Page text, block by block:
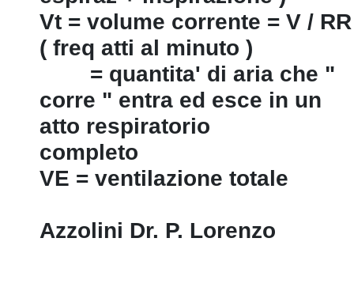
Vt = volume corrente = V / RR
( freq atti al minuto )
= quantita' di aria che "
corre " entra ed esce in un
atto respiratorio
completo
VE = ventilazione totale
Azzolini Dr. P. Lorenzo